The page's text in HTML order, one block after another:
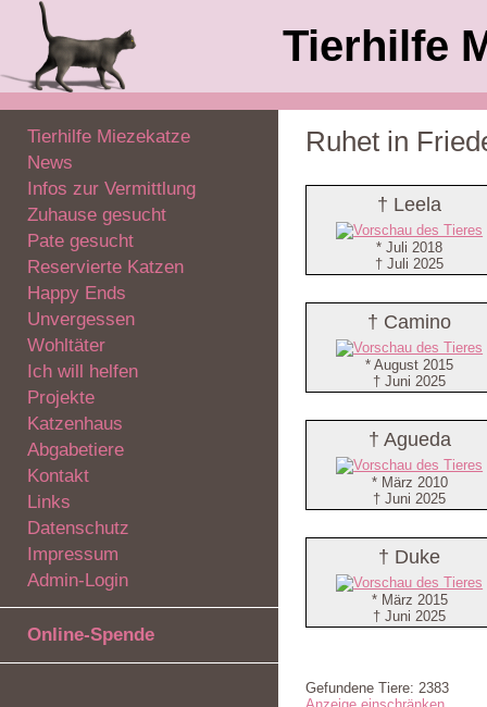
Tierhilfe
Tierhilfe Miezekatze
News
Infos zur Vermittlung
Zuhause gesucht
Pate gesucht
Reservierte Katzen
Happy Ends
Unvergessen
Wohltäter
Ich will helfen
Projekte
Katzenhaus
Abgabetiere
Kontakt
Links
Datenschutz
Impressum
Admin-Login
Online-Spende
Ruhet in
† Leela
* Juli 2018
† Juli 2025
† Camino
* August 2015
† Juni 2025
† Agueda
* März 2010
† Juni 2025
† Duke
* März 2015
† Juni 2025
Gefundene Tiere: 2383